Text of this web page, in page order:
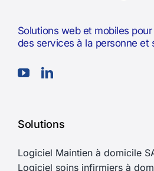
Solutions web et mobiles
des services à la personne et
Solutions
Logiciel Maintien à domicile
Logiciel soins infirmiers à